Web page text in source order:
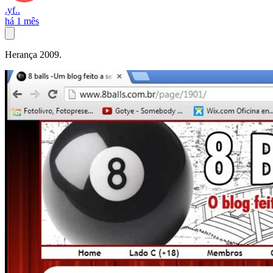
.yf..
há 1 mês
Herança 2009.